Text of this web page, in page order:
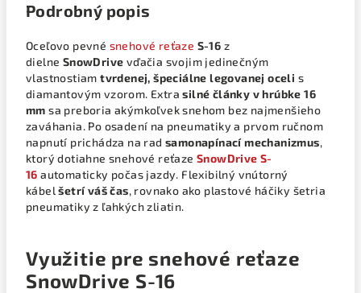
Podrobný popis
Oceľovo pevné snehové reťaze S-16 z
dielne SnowDrive vďačia svojim jedinečným
vlastnostiamtvrdenej, špeciálne legovanej oceli s
diamantovým vzorom. Extrasilné články v hrúbke 16
mmsa preboria akýmkoľvek snehom bez najmenšieho
zaváhania. Po osadení na pneumatiky a prvom ručnom
napnutí prichádza na rad samonapínací mechanizmus,
ktorý dotiahne snehové reťaze SnowDrive S-
16 automaticky počas jazdy. Flexibilný vnútorný
kábelšetrí váš čas, rovnako ako plastové háčiky šetria
pneumatiky z ľahkých zliatin.
Využitie pre snehové reťaze
SnowDrive S-16